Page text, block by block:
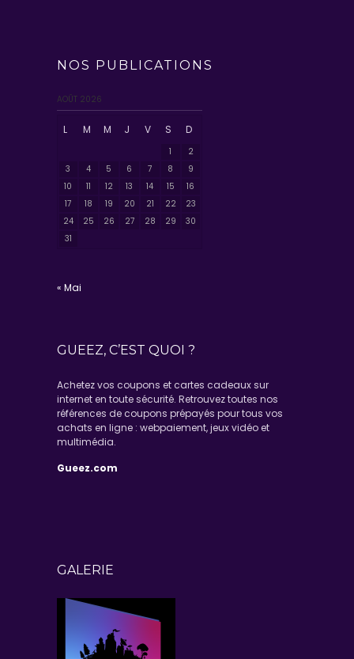
NOS PUBLICATIONS
AOÛT 2026
L M M J V S D
1
2
3
4 5 6 7 8
9
10
11 12 13 14 15
16
17
18 19 20 21 22
23
24
25 26 27 28 29
30
31
« Mai
GUEEZ, C’EST QUOI ?
Achetez vos coupons et cartes cadeaux sur
internet en toute sécurité. Retrouvez toutes nos
références de coupons prépayés pour tous vos
achats en ligne : webpaiement, jeux vidéo et
multimédia.
Gueez.com
GALERIE